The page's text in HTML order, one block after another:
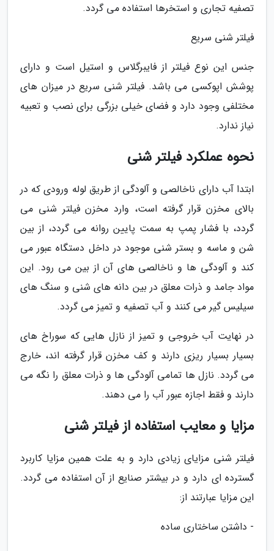
تصفیه تجاری و استخرها استفاده می گردد.
فیلتر شنی سریع
جنس این نوع فیلتر از فایبرگلاس و استیل است و دارای
پوشش اپوکسی می باشد. فیلتر شنی سریع در میزان های
مختلفی وجود دارد و فضای خیلی بزرگی برای نصب و تعبیه
نیاز ندارد.
نحوه عملکرد فیلتر شنی
ابتدا آب دارای ناخالصی و آلودگی از طریق لوله ورودی که در
بالای مخزن قرار گرفته است، وارد مخزن فیلتر شنی می
گردد، با فشار پمپ به سمت پایین روانه می گردد، از بین
شن و ماسه و بستر شنی موجود در داخل دستگاه عبور می
کند و آلودگی ها و ناخالصی های آن از بین می رود. این
مواد جامد و ذرات معلق در بین دانه های شنی و سنگ های
سیلیس گیر می کنند و آب تصفیه و تمیز می گردد.
در نهایت آب خروجی و تمیز از نازل هایی که سوراخ های
بسیار بسیار ریزی دارند و کف مخزن قرار گرفته اند، خارج
می گردد. نازل ها تمامی آلودگی ها و ذرات معلق را نگه می
دارند و فقط اجازه عبور آب را می دهند.
مزایا و معایب استفاده از فیلتر شنی
فیلتر شنی مزایای زیادی دارد و به علت همین مزایا کاربرد
گسترده ای دارد و در بیشتر صنایع از آن استفاده می گردد.
این مزایا عبارتند از:
- داشتن ساختاری ساده